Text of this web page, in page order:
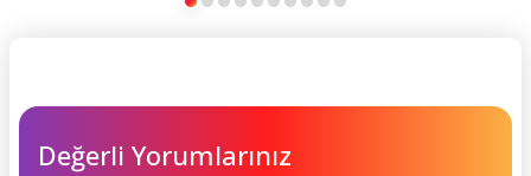
Değerli Yorumlarınız